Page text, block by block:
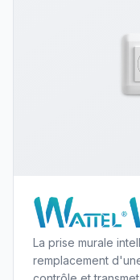
La prise murale
remplacement